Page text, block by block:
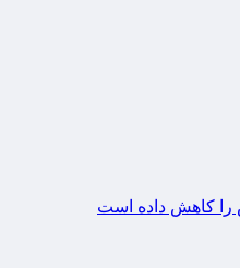
را کاهش داده است